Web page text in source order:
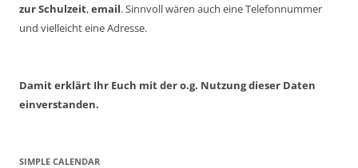
zur Schulzeit,email. Sinnvoll wären auch eine Telefonnummer
und vielleicht eine Adresse.
Damit erklärt Ihr Euch mit der o.g. Nutzung dieser Daten
einverstanden.
SIMPLE CALENDAR